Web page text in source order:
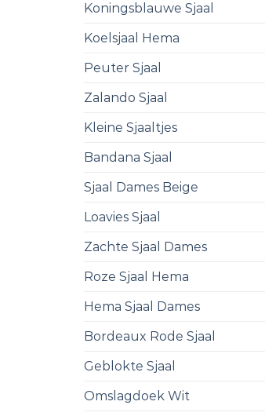
Koningsblauwe Sjaal
Koelsjaal Hema
Peuter Sjaal
Zalando Sjaal
Kleine Sjaaltjes
Bandana Sjaal
Sjaal Dames Beige
Loavies Sjaal
Zachte Sjaal Dames
Roze Sjaal Hema
Hema Sjaal Dames
Bordeaux Rode Sjaal
Geblokte Sjaal
Omslagdoek Wit